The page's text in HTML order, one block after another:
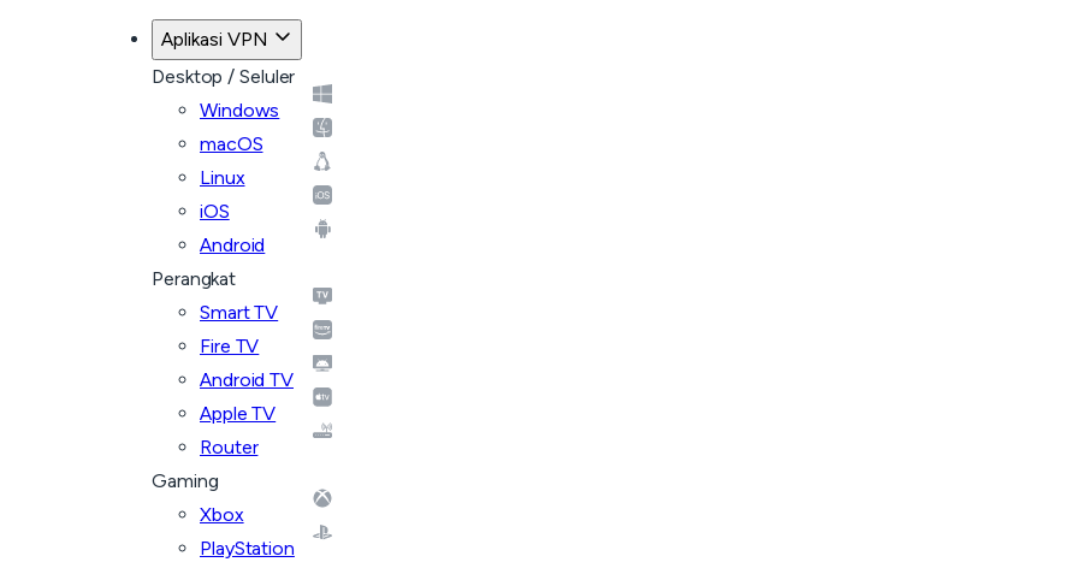
Aplikasi VPN
Desktop / Seluler
Windows
macOS
Linux
iOS
Android
Perangkat
Smart TV
Fire TV
Android TV
Apple TV
Router
Gaming
Xbox
PlayStation